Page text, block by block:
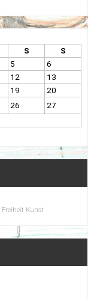
S
S
5
6
12
13
19 20
26
27
Freiheit Kunst